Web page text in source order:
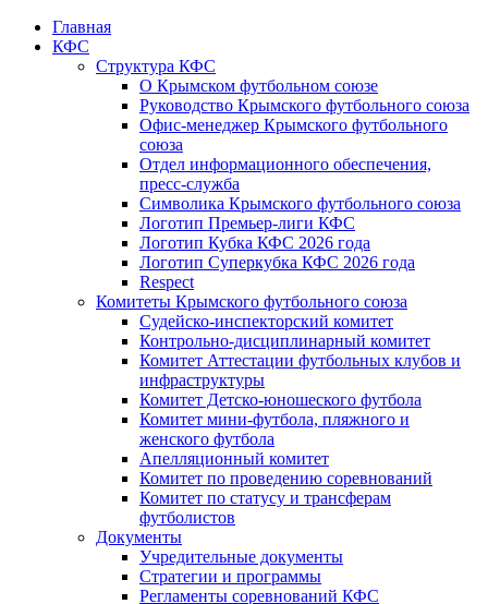
Главная
КФС
Структура КФС
О Крымском футбольном союзе
Руководство Крымского футбольного союза
Офис-менеджер Крымского футбольного
союза
Отдел информационного обеспечения,
пресс-служба
Символика Крымского футбольного союза
Логотип Премьер-лиги КФС
Логотип Кубка КФС 2026 года
Логотип Суперкубка КФС 2026 года
Respect
Комитеты Крымского футбольного союза
Судейско-инспекторский комитет
Контрольно-дисциплинарный комитет
Комитет Аттестации футбольных клубов и
инфраструктуры
Комитет Детско-юношеского футбола
Комитет мини-футбола, пляжного и
женского футбола
Апелляционный комитет
Комитет по проведению соревнований
Комитет по статусу и трансферам
футболистов
Документы
Учредительные документы
Стратегии и программы
Регламенты соревнований КФС